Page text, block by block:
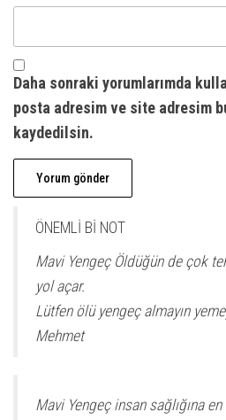
Daha sonraki yorumlarımda
posta adresim ve site adresim
kaydedilsin.
ÖNEMLİ Bİ NOT
Mavi Yengeç Öldüğün de çok
yol açar.
Lütfen ölü yengeç almayın
Mehmet
Mavi Yengeç insan sağlığına